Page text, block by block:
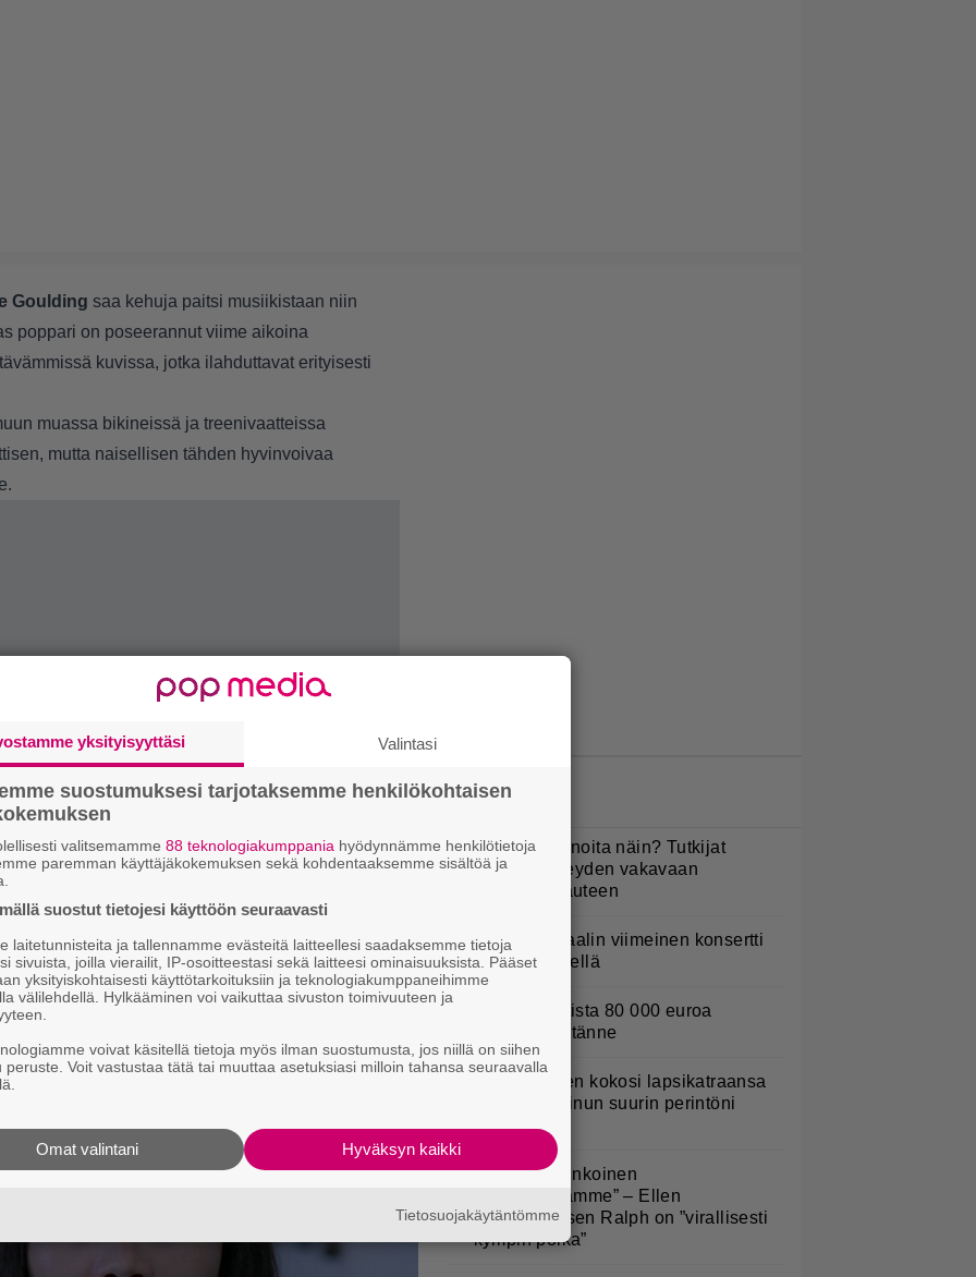
Goulding saa kehuja paitsi musiikistaan niin
poppari on poseerannut viime aikoina
kuvissa, jotka ilahduttavat erityisesti
muassa bikineissä ja treenivaatteissa
mutta naisellisen tähden hyvinvoivaa
1.
Syötkö perunoita näin? Tutkijat
löysivät yhteyden vakavaan
kansansairauteen
2. Eppu Normaalin viimeinen konsertti
esitetään Ylellä
Eurojackpotista 80 000 euroa
Suomeen – tänne
Jani Sievinen kokosi lapsikatraansa
yhteen – ”Minun suurin perintöni
heille”
5. ”Rakas, aurinkoinen
leijonapoikamme” – Ellen
Jokikunnaksen Ralph on ”virallisesti
kympin poika”
yksityisyyttäsi Valintasi
suostumuksesi tarjotaksemme henkilökohtaisen
valitsemamme 88 teknologiakumppania hyödynnämme henkilötietoja
paremman käyttäjäkokemuksen sekä kohdentaaksemme sisältöä ja
suostut tietojesi käyttöön seuraavasti
laitetunnisteita ja tallennamme evästeitä laitteellesi saadaksemme tietoja
sivuista, joilla vierailit, IP-osoitteestasi sekä laitteesi ominaisuuksista. Pääset
yksityiskohtaisesti käyttötarkoituksiin ja teknologiakumppaneihimme
välilehdellä. Hylkääminen voi vaikuttaa sivuston toimivuuteen ja
voivat käsitellä tietoja myös ilman suostumusta, jos niillä on siihen
peruste. Voit vastustaa tätä tai muuttaa asetuksiasi milloin tahansa seuraavalla
Hyväksyn kaikki
Omat valintani
Tietosuojakäytäntömme